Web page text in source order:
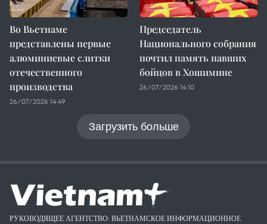
Во Вьетнаме
представлены первые
алюминиевые слитки
отечественного
производства
26/07/2026 14:49
Председатель
Национального собрания
почтил память павших
бойцов в Хошимине
26/07/2026 14:10
Загрузить больше
РУКОВОДЯЩЕЕ АГЕНТСТВО: ВЬЕТНАМСКОЕ ИНФОРМАЦИОННОЕ